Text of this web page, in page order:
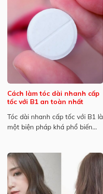
Cách làm tóc dài nhanh cấp
tốc với B1 an toàn nhất
Tóc dài nhanh cấp tốc với B1 là
một biện pháp khá phổ biến